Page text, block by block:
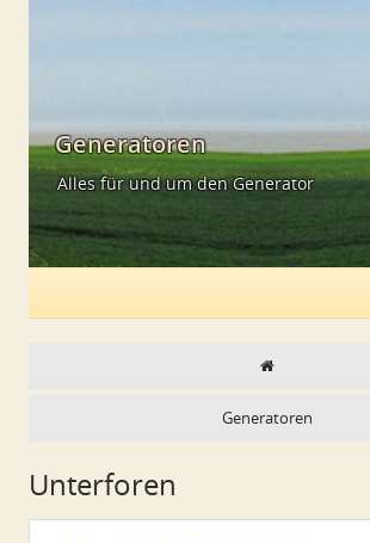
Generatoren
Alles für und um den Generator
Generatoren
Unterforen